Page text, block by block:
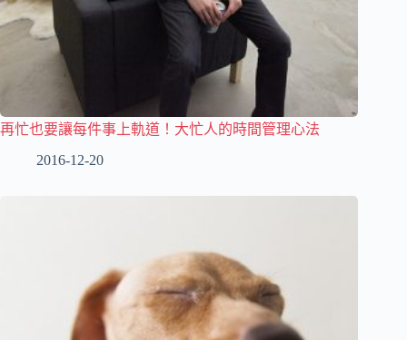
再忙也要讓每件事上軌道！大忙人的時間管理心法
2016-12-20